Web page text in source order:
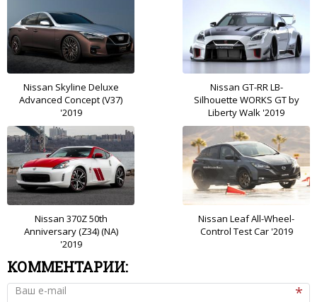
Nissan Skyline Deluxe
Advanced Concept (V37)
'2019
Nissan GT-RR LB-
Silhouette WORKS GT by
Liberty Walk '2019
Nissan 370Z 50th
Anniversary (Z34) (NA)
'2019
Nissan Leaf All-Wheel-
Control Test Car '2019
КОММЕНТАРИИ:
Ваш e-mail